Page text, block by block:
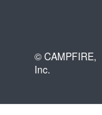
© CAMPFIRE,
Inc.